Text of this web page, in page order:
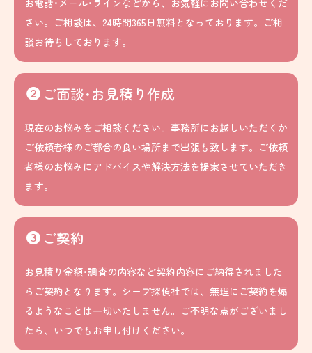
さい。ご相談は、24時間365日無料となっております。ご相
談お待ちしております。
ご面談･お見積り作成
現在のお悩みをご相談ください。事務所にお越しいただくか
ご依頼者様のご都合の良い場所まで出張も致します。ご依頼
者様のお悩みにアドバイスや解決方法を提案させていただき
ます。
ご契約
お見積り金額･調査の内容など契約内容にご納得されました
らご契約となります。シープ探偵社では、無理にご契約を煽
るようなことは一切いたしません。ご不明な点がございまし
たら、いつでもお申し付けください。